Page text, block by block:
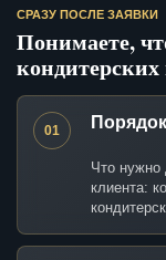
СРАЗУ ПОСЛЕ ЗАЯВКИ
Понимаете,
кондитерских
01
Что нужно
клиента: